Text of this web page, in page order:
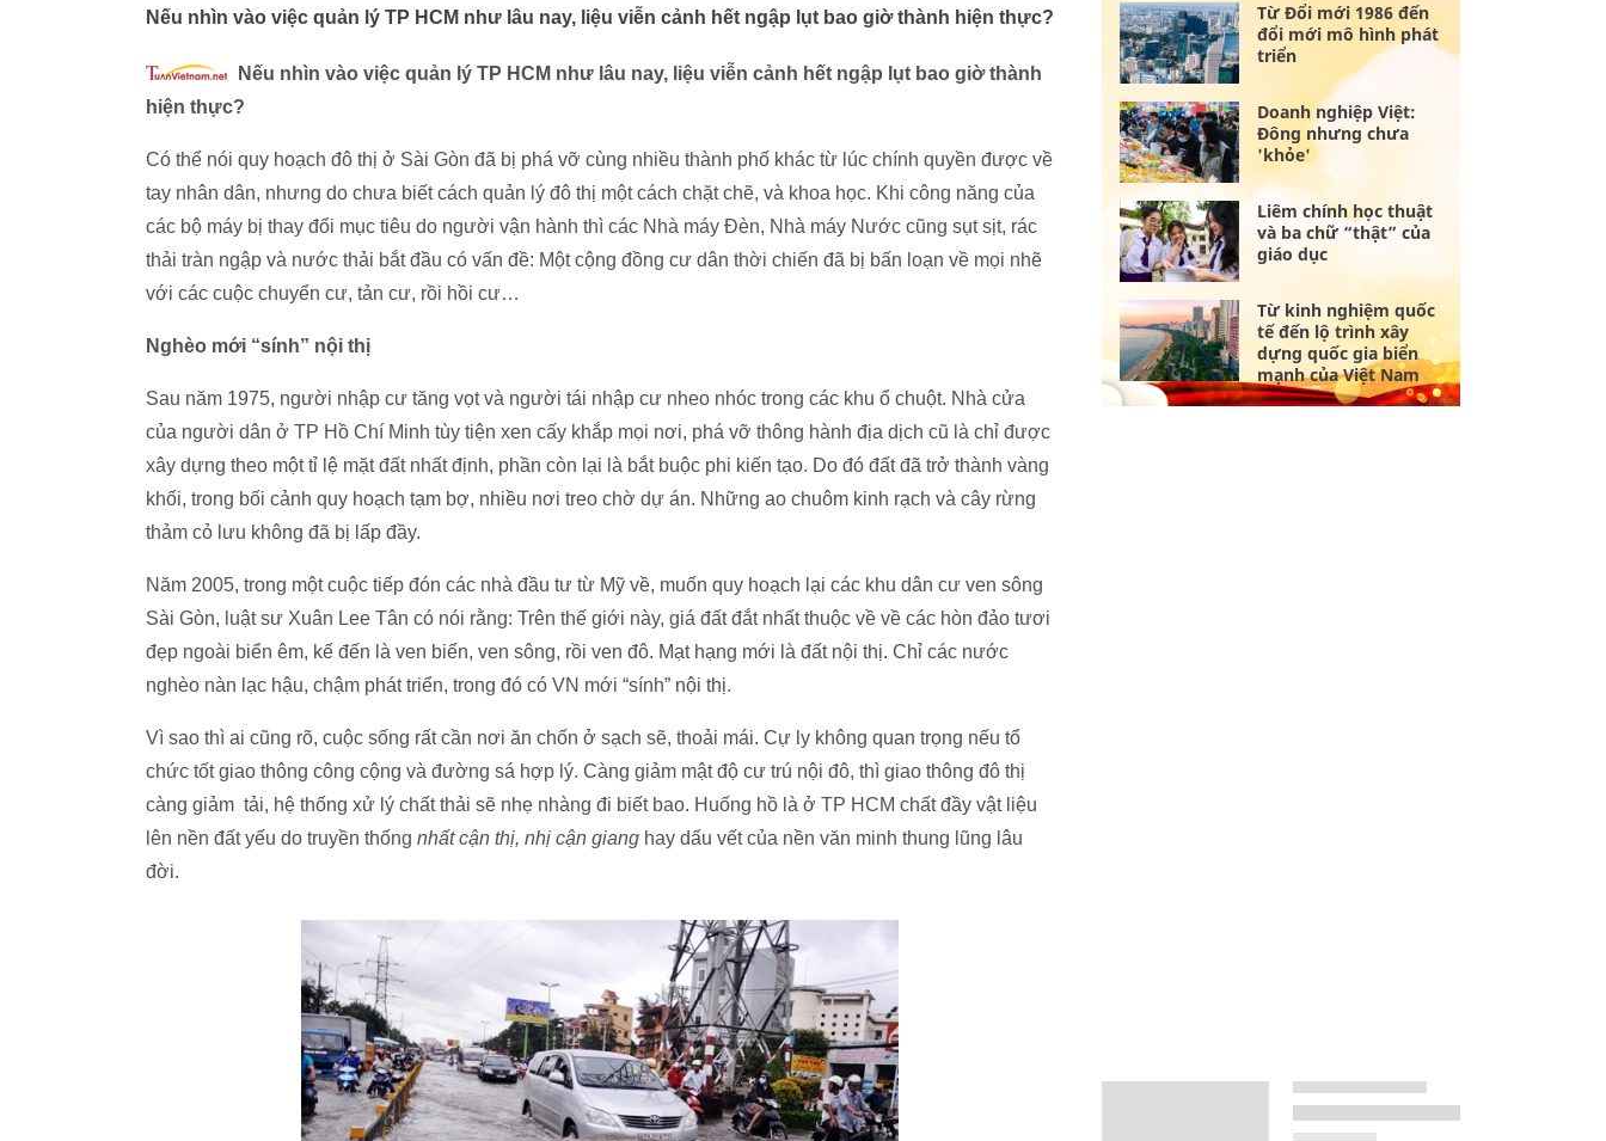
Nếu nhìn vào việc quản lý TP HCM như lâu nay, liệu viễn cảnh hết ngập lụt bao giờ thành hiện thực?
Nếu nhìn vào việc quản lý TP HCM như lâu nay, liệu viễn cảnh hết ngập lụt bao giờ thành
hiện thực?
Có thể nói quy hoạch đô thị ở Sài Gòn đã bị phá vỡ cùng nhiều thành phố khác từ lúc chính quyền được về
tay nhân dân, nhưng do chưa biết cách quản lý đô thị một cách chặt chẽ, và khoa học. Khi công năng của
các bộ máy bị thay đổi mục tiêu do người vận hành thì các Nhà máy Đèn, Nhà máy Nước cũng sụt sịt, rác
thải tràn ngập và nước thải bắt đầu có vấn đề: Một cộng đồng cư dân thời chiến đã bị bấn loạn về mọi nhẽ
với các cuộc chuyển cư, tản cư, rồi hồi cư…
Nghèo mới “sính” nội thị
Sau năm 1975, người nhập cư tăng vọt và người tái nhập cư nheo nhóc trong các khu ổ chuột. Nhà cửa
của người dân ở TP Hồ Chí Minh tùy tiện xen cấy khắp mọi nơi, phá vỡ thông hành địa dịch cũ là chỉ được
xây dựng theo một tỉ lệ mặt đất nhất định, phần còn lại là bắt buộc phi kiến tạo. Do đó đất đã trở thành vàng
khối, trong bối cảnh quy hoạch tạm bợ, nhiều nơi treo chờ dự án. Những ao chuôm kinh rạch và cây rừng
thảm cỏ lưu không đã bị lấp đầy.
Năm 2005, trong một cuộc tiếp đón các nhà đầu tư từ Mỹ về, muốn quy hoạch lại các khu dân cư ven sông
Sài Gòn, luật sư Xuân Lee Tân có nói rằng: Trên thế giới này, giá đất đắt nhất thuộc về về các hòn đảo tươi
đẹp ngoài biển êm, kế đến là ven biển, ven sông, rồi ven đô. Mạt hạng mới là đất nội thị. Chỉ các nước
nghèo nàn lạc hậu, chậm phát triển, trong đó có VN mới “sính” nội thị.
Vì sao thì ai cũng rõ, cuộc sống rất cần nơi ăn chốn ở sạch sẽ, thoải mái. Cự ly không quan trọng nếu tổ
chức tốt giao thông công cộng và đường sá hợp lý. Càng giảm mật độ cư trú nội đô, thì giao thông đô thị
càng giảm tải, hệ thống xử lý chất thải sẽ nhẹ nhàng đi biết bao. Huống hồ là ở TP HCM chất đầy vật liệu
lên nền đất yếu do truyền thống nhất cận thị, nhị cận giang hay dấu vết của nền văn minh thung lũng lâu
đời.
Từ Đổi mới 1986 đến
đổi mới mô hình phát
triển
Doanh nghiệp Việt:
Đông nhưng chưa
'khỏe'
Liêm chính học thuật
và ba chữ “thật” của
giáo dục
Từ kinh nghiệm quốc
tế đến lộ trình xây
dựng quốc gia biển
mạnh của Việt Nam